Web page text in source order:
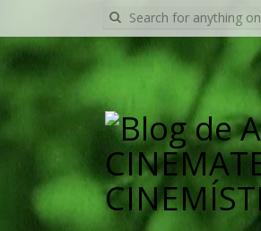
Search